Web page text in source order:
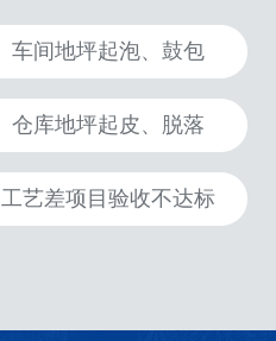
车间地坪起泡、鼓包
仓库地坪起皮、脱落
工艺差项目验收不达标